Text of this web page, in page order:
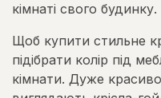
кімнаті свого будинку.
Щоб купити стильне
підібрати колір під
кімнати. Дуже